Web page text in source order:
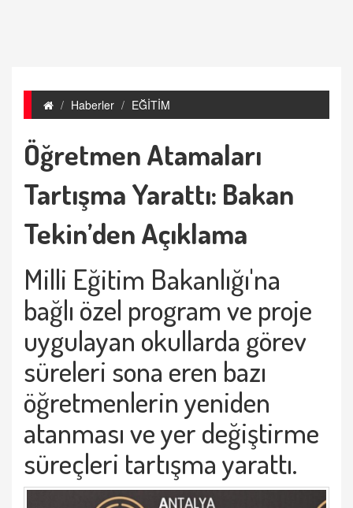
Haberler EĞİTİM
Öğretmen Atamaları
Tartışma Yarattı: Bakan
Tekin’den Açıklama
Milli Eğitim Bakanlığı'na
bağlı özel program ve proje
uygulayan okullarda görev
süreleri sona eren bazı
öğretmenlerin yeniden
atanması ve yer değiştirme
süreçleri tartışma yarattı.